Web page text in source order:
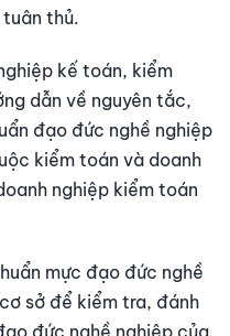
thủ.
kế toán, kiểm
dẫn về nguyên tắc,
đạo đức nghề nghiệp
kiểm toán và doanh
nghiệp kiểm toán
mực đạo đức nghề
sở để kiểm tra, đánh
đức nghề nghiệp của